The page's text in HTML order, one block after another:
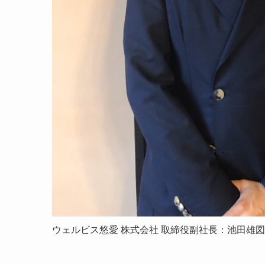
ウェルビス悠愛 株式会社 取締役副社長：池田雄